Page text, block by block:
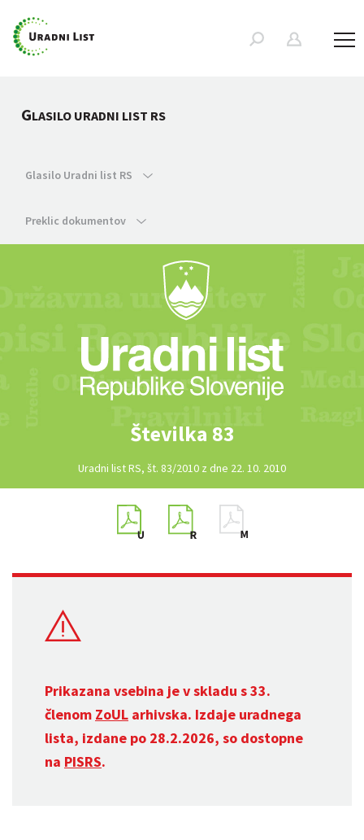
GLASILO URADNI LIST RS
Glasilo Uradni list RS
Preklic dokumentov
Številka 83
Uradni list RS, št. 83/2010 z dne 22. 10. 2010
Prikazana vsebina je v skladu s 33.
členom ZoUL arhivska. Izdaje uradnega
lista, izdane po 28.2.2026, so dostopne
na PISRS.